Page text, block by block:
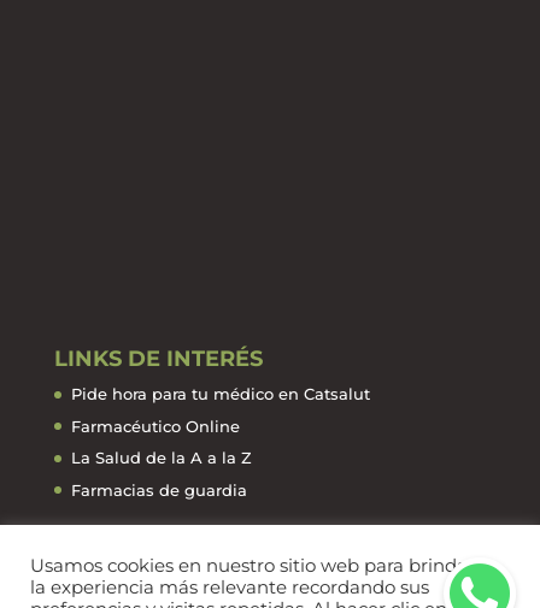
LINKS DE INTERÉS
Pide hora para tu médico en Catsalut
Farmacéutico Online
La Salud de la A a la Z
Farmacias de guardia
Usamos cookies en nuestro sitio web para brindarle
la experiencia más relevante recordando sus